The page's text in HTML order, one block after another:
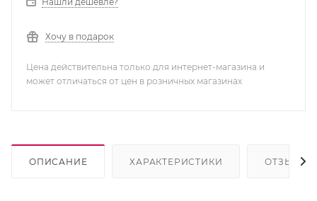
Хочу в подарок
Цена действительна только для интернет-магазина и
может отличаться от цен в розничных магазинах
ОПИСАНИЕ ХАРАКТЕРИСТИКИ ОТЗЫВЫ